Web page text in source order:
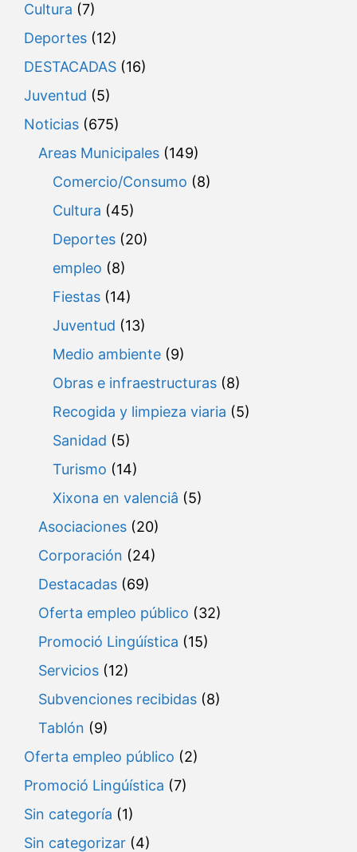
Cultura (7)
Deportes (12)
DESTACADAS (16)
Juventud (5)
Noticias (675)
Areas Municipales (149)
Comercio/Consumo (8)
Cultura (45)
Deportes (20)
empleo (8)
Fiestas (14)
Juventud (13)
Medio ambiente (9)
Obras e infraestructuras (8)
Recogida y limpieza viaria (5)
Sanidad (5)
Turismo (14)
Xixona en valenciâ (5)
Asociaciones (20)
Corporación (24)
Destacadas (69)
Oferta empleo público (32)
Promoció Lingúística (15)
Servicios (12)
Subvenciones recibidas (8)
Tablón (9)
Oferta empleo público (2)
Promoció Lingúística (7)
Sin categoría (1)
Sin categorizar (4)